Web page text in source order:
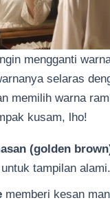
mengganti
selaras
memilih warna
kusam, lho!
(golden
tampilan alami.
memberi kesan